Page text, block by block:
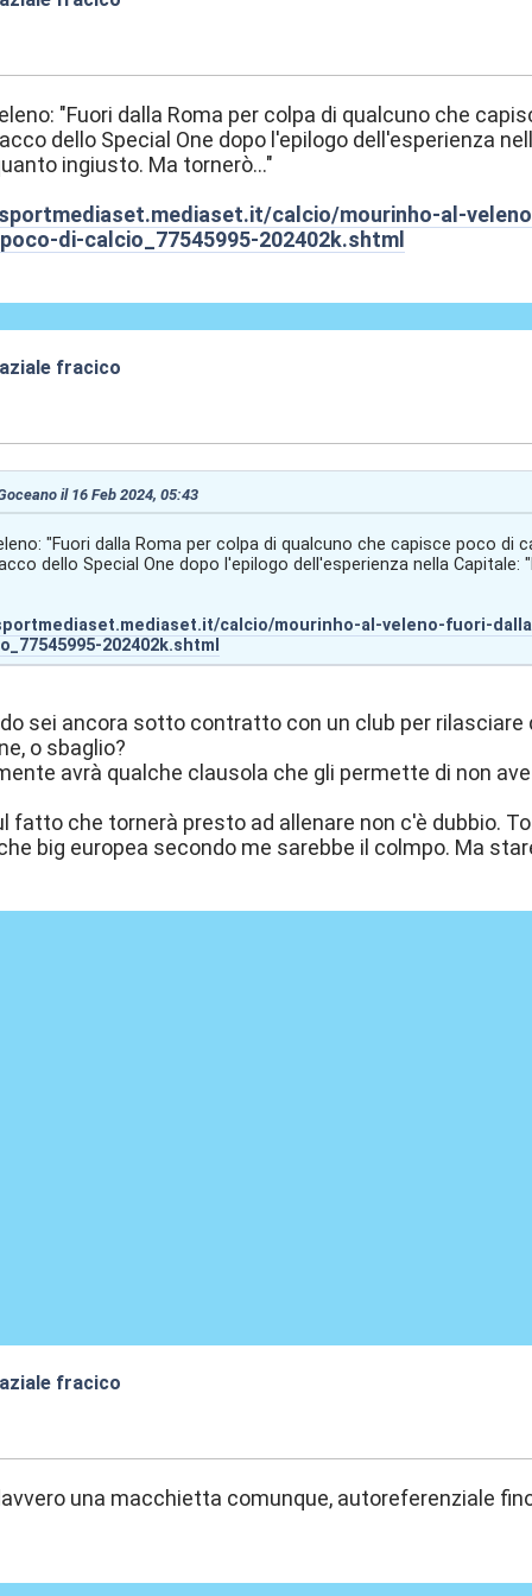
"Fuori dalla Roma per colpa di qualcuno che
dello Special One dopo l'epilogo dell'esperienza
ingiusto. Ma tornerò..."
calcio/mourinho-al-
di-calcio_77545995-202402k.shtml
fracico
il 16 Feb 2024, 05:43
"Fuori dalla Roma per colpa di qualcuno che capisce poco di
dello Special One dopo l'epilogo dell'esperienza nella
calcio/mourinho-al-veleno-fuori-
202402k.shtml
sei ancora sotto contratto con un club per
o sbaglio?
avrà qualche clausola che gli permette di non
fatto che tornerà presto ad allenare non c'è dubbio.
big europea secondo me sarebbe il colmpo. Ma
fracico
una macchietta comunque, autoreferenziale